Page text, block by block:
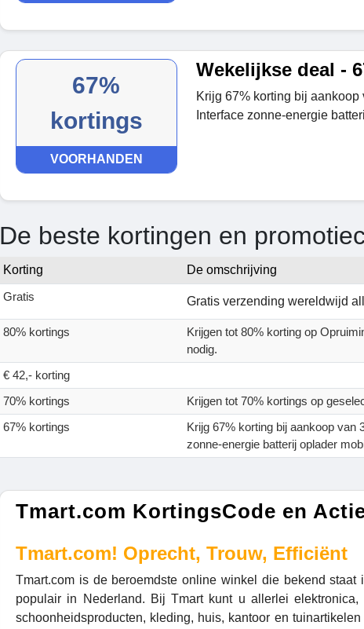
67%
kortings
VOORHANDEN
Wekelijkse deal -
Krijg 67% korting bij
Interface zonne-energie
De beste kortingen en
Korting De omschrijving
Gratis
Gratis verzending wereldwijd
80% kortings
Krijgen tot 80% korting op
nodig.
€ 42,- korting
70% kortings
Krijgen tot 70% kortings op
67% kortings
Krijg 67% korting bij aankoop van
zonne-energie batterij oplader
Tmart.com KortingsCode en
Tmart.com! Oprecht, Trouw, Efficiënt
Tmart.com is de beroemdste online winkel die bekend
populair in Nederland. Bij Tmart kunt u allerlei
schoonheidsproducten, kleding, huis, kantoor en